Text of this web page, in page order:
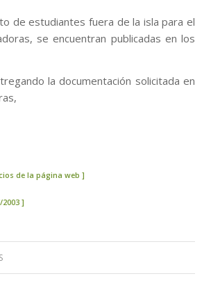
de estudiantes fuera de la isla para el
se encuentran publicadas en los
la documentación solicitada en
de la página web ]
]